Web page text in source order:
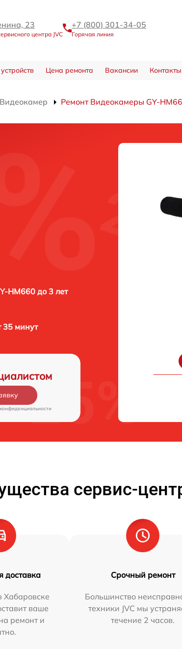
23
центра JVC
+7 (800) 301-34-05
Горячая линия
Цена ремонта Вакансии Контакты
Ремонт Видеокамеры GY-
HM660 до 3 лет
35 минут
сервис-
доставка
Хабаровске
ваше
ремонт и
Срочный ремонт
Большинство
техники JVC мы
течение 2 часов.